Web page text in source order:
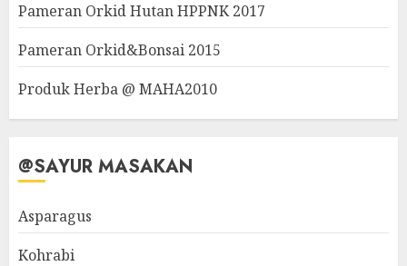
Pameran Orkid Hutan HPPNK 2017
Pameran Orkid&Bonsai 2015
Produk Herba @ MAHA2010
@SAYUR MASAKAN
Asparagus
Kohrabi